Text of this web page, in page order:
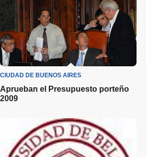
CIUDAD DE BUENOS AIRES
Aprueban el Presupuesto porteño
2009